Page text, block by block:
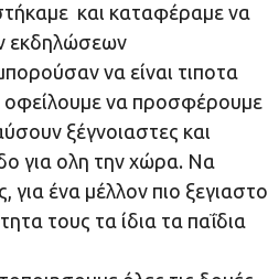
και καταφέραμε να
εκδηλώσεων
να είναι τιποτα
οφείλουμε να προσφέρουμε
ξέγνοιαστες και
για ολη την χώρα. Να
ένα μέλλον πιο ξεγιαστο
τους τα ίδια τα παΐδια